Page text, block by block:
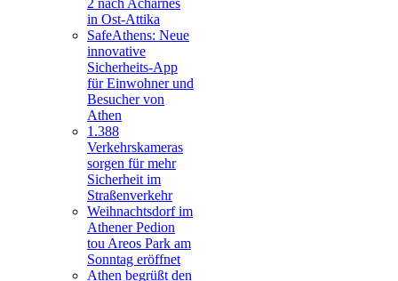
2 nach Acharnes
in Ost-Attika
SafeAthens: Neue
innovative
Sicherheits-App
für Einwohner und
Besucher von
Athen
1.388
Verkehrskameras
sorgen für mehr
Sicherheit im
Straßenverkehr
Weihnachtsdorf im
Athener Pedion
tou Areos Park am
Sonntag eröffnet
Athen begrüßt den